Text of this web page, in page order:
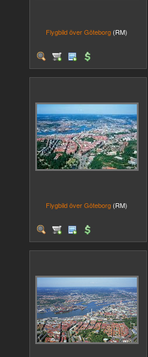
Flygbild över Göteborg (RM)
Flygbild över Göteborg (RM)